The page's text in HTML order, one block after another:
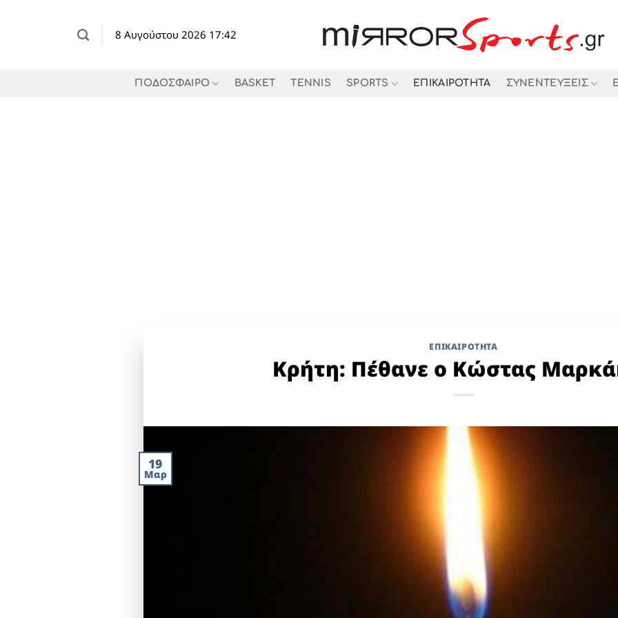
8 Αυγούστου 2026 17:42
ΠΟΔΟΣΦΑΙΡΟ BASKET TENNIS SPORTS ΕΠΙΚΑΙΡΟΤΗΤΑ ΣΥΝΕΝΤΕΥΞΕΙΣ
ΕΠΙΚΑΙΡΟΤΗΤΑ
Κρήτη: Πέθανε ο Κώστας
19
Μαρ